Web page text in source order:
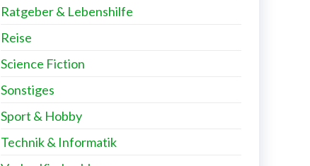
Ratgeber & Lebenshilfe
Reise
Science Fiction
Sonstiges
Sport & Hobby
Technik & Informatik